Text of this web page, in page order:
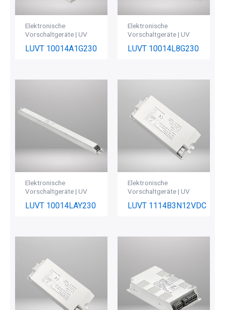
Elektronische
Vorschaltgeräte | UV
LUVT 10014A1G230
Elektronische
Vorschaltgeräte | UV
LUVT 10014L8G230
Elektronische
Vorschaltgeräte | UV
LUVT 10014LAY230
Elektronische
Vorschaltgeräte | UV
LUVT 1114B3N12VDC